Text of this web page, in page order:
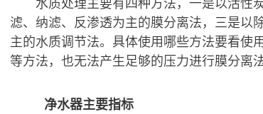
滤、纳滤、反渗透为主的膜分离法，三是以
主的水质调节法。具体使用哪些方法要看使
等方法，也无法产生足够的压力进行膜分离
净水器主要指标